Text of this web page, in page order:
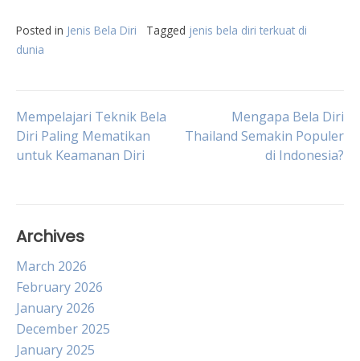
Posted in Jenis Bela Diri Tagged jenis bela diri terkuat di
dunia
Post
navigation
Mempelajari Teknik Bela
Diri Paling Mematikan
untuk Keamanan Diri
Mengapa Bela Diri
Thailand Semakin Populer
di Indonesia?
Archives
March 2026
February 2026
January 2026
December 2025
January 2025